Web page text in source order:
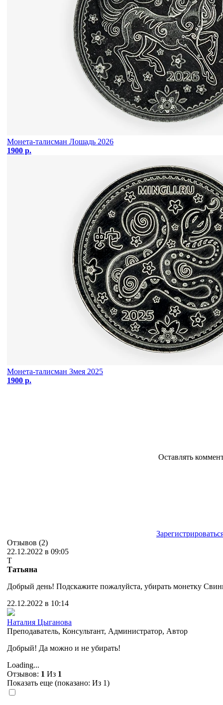
Монета-талисман Лошадь 2026
1900 р.
Монета-талисман Змея 2025
1900 р.
Оставлять
Отзывов (2)
22.12.2022 в 09:05
Т
Татьяна
Добрый день! Подскажите пожалуйста, убирать монетку
22.12.2022 в 10:14
Наталия Цыганова
Преподаватель, Консультант, Администратор, Автор
Добрый! Да можно и не убирать!
Loading...
Отзывов: 1 Из 1
Показать еще (показано: Из 1)